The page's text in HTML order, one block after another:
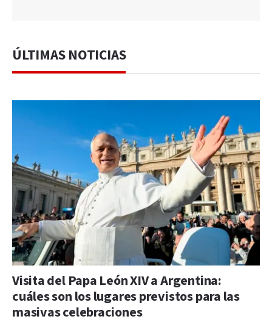
ÚLTIMAS NOTICIAS
Visita del Papa León XIV a Argentina:
cuáles son los lugares previstos para las
masivas celebraciones